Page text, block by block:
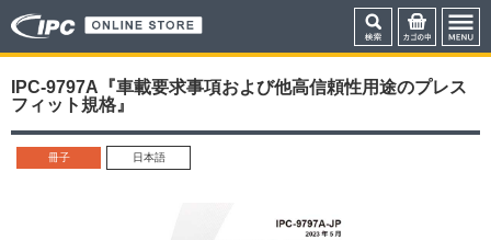
IPC-9797A『車載要求事項および他高信頼性用途のプレス
フィット規格』
冊子 日本語